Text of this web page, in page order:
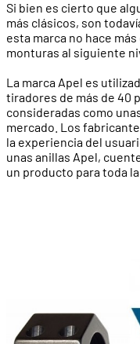
Si bien es cierto que
más clásicos, son
esta marca no hace
monturas al siguiente
La marca Apel es
tiradores de más de 40
consideradas como
mercado. Los
la experiencia del
unas anillas Apel,
un producto para toda la